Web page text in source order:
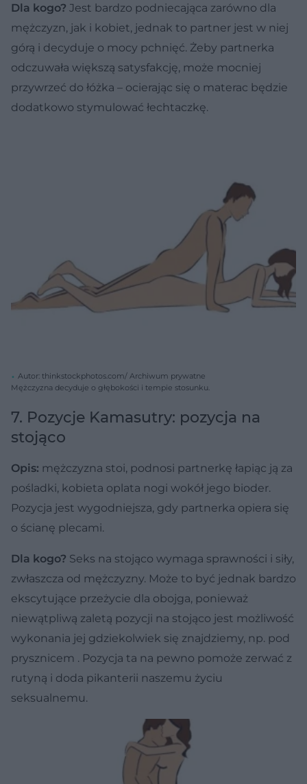
Dla kogo? Jest bardzo podniecająca zarówno dla
mężczyzn, jak i kobiet, jednak to partner jest w niej
górą i decyduje o mocy pchnięć. Żeby partnerka
odczuwała większą satysfakcję, może mocniej
przywrzeć do łóżka – ocierając się o materac będzie
dodatkowo stymulować łechtaczkę.
Autor: thinkstockphotos.com/ Archiwum prywatne
Mężczyzna decyduje o głębokości i tempie stosunku.
7. Pozycje Kamasutry: pozycja na
stojąco
Opis: mężczyzna stoi, podnosi partnerkę łapiąc ją za
pośladki, kobieta oplata nogi wokół jego bioder.
Pozycja jest wygodniejsza, gdy partnerka opiera się
o ścianę plecami.
Dla kogo? Seks na stojąco wymaga sprawności i siły,
zwłaszcza od mężczyzny. Może to być jednak bardzo
ekscytujące przeżycie dla obojga, ponieważ
niewątpliwą zaletą pozycji na stojąco jest możliwość
wykonania jej gdziekolwiek się znajdziemy, np. pod
prysznicem . Pozycja ta na pewno pomoże zerwać z
rutyną i doda pikanterii naszemu życiu
seksualnemu.